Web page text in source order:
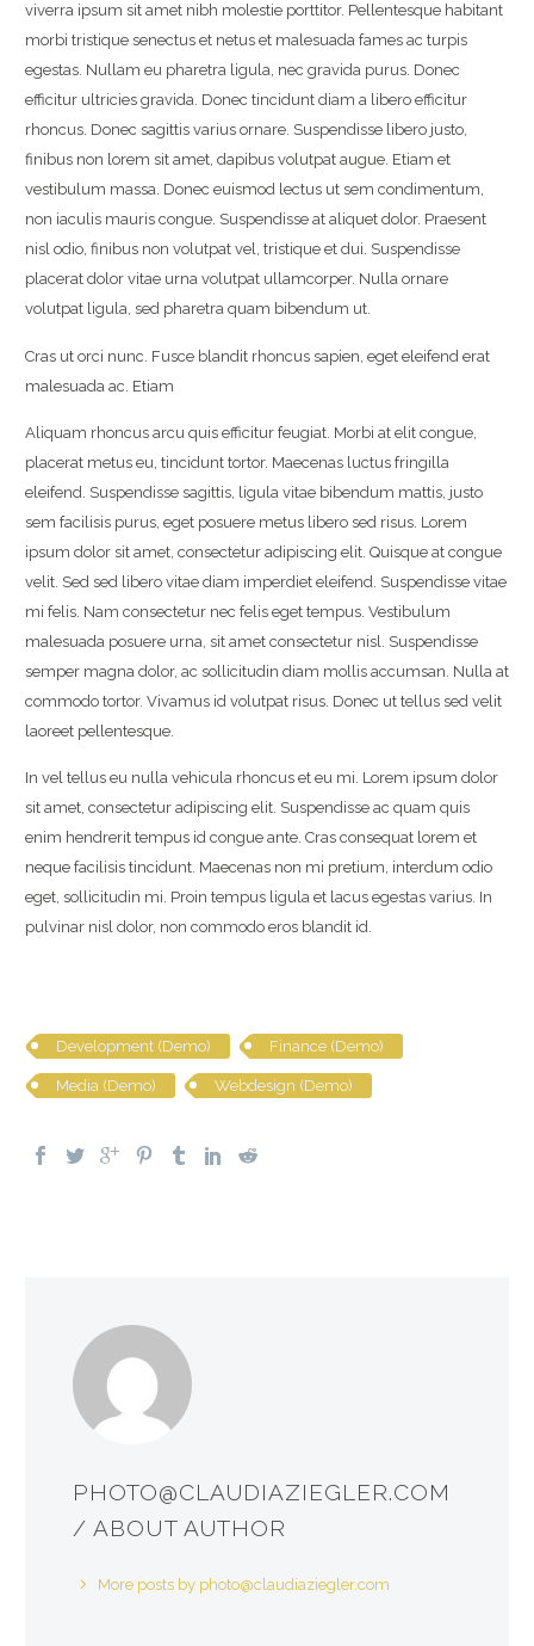
viverra ipsum sit amet nibh molestie porttitor. Pellentesque habitant
morbi tristique senectus et netus et malesuada fames ac turpis
egestas. Nullam eu pharetra ligula, nec gravida purus. Donec
efficitur ultricies gravida. Donec tincidunt diam a libero efficitur
rhoncus. Donec sagittis varius ornare. Suspendisse libero justo,
finibus non lorem sit amet, dapibus volutpat augue. Etiam et
vestibulum massa. Donec euismod lectus ut sem condimentum,
non iaculis mauris congue. Suspendisse at aliquet dolor. Praesent
nisl odio, finibus non volutpat vel, tristique et dui. Suspendisse
placerat dolor vitae urna volutpat ullamcorper. Nulla ornare
volutpat ligula, sed pharetra quam bibendum ut.
Cras ut orci nunc. Fusce blandit rhoncus sapien, eget eleifend erat
malesuada ac. Etiam
Aliquam rhoncus arcu quis efficitur feugiat. Morbi at elit congue,
placerat metus eu, tincidunt tortor. Maecenas luctus fringilla
eleifend. Suspendisse sagittis, ligula vitae bibendum mattis, justo
sem facilisis purus, eget posuere metus libero sed risus. Lorem
ipsum dolor sit amet, consectetur adipiscing elit. Quisque at congue
velit. Sed sed libero vitae diam imperdiet eleifend. Suspendisse vitae
mi felis. Nam consectetur nec felis eget tempus. Vestibulum
malesuada posuere urna, sit amet consectetur nisl. Suspendisse
semper magna dolor, ac sollicitudin diam mollis accumsan. Nulla at
commodo tortor. Vivamus id volutpat risus. Donec ut tellus sed velit
laoreet pellentesque.
In vel tellus eu nulla vehicula rhoncus et eu mi. Lorem ipsum dolor
sit amet, consectetur adipiscing elit. Suspendisse ac quam quis
enim hendrerit tempus id congue ante. Cras consequat lorem et
neque facilisis tincidunt. Maecenas non mi pretium, interdum odio
eget, sollicitudin mi. Proin tempus ligula et lacus egestas varius. In
pulvinar nisl dolor, non commodo eros blandit id.
Development (Demo) Finance (Demo)
Media (Demo) Webdesign (Demo)
PHOTO@CLAUDIAZIEGLER.COM
/ ABOUT AUTHOR
More posts by photo@claudiaziegler.com